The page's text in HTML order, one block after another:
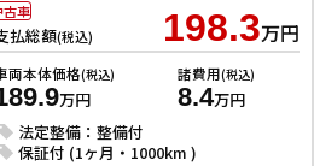
払総額(税込) 198.3万円
両本体価格(税込)
万円
諸費用(税込)
8.4万円
法定整備：整備付
保証付 (1ヶ月・1000km )
古車